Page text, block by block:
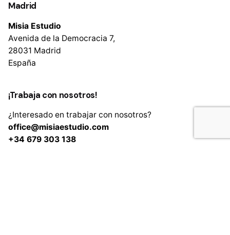
Colección Pantalones de mujer
Madrid
Misia Estudio
Avenida de la Democracia 7,
28031 Madrid
España
¡Trabaja con nosotros!
¿Interesado en trabajar con nosotros?
office@misiaestudio.com
+34 679 303 138